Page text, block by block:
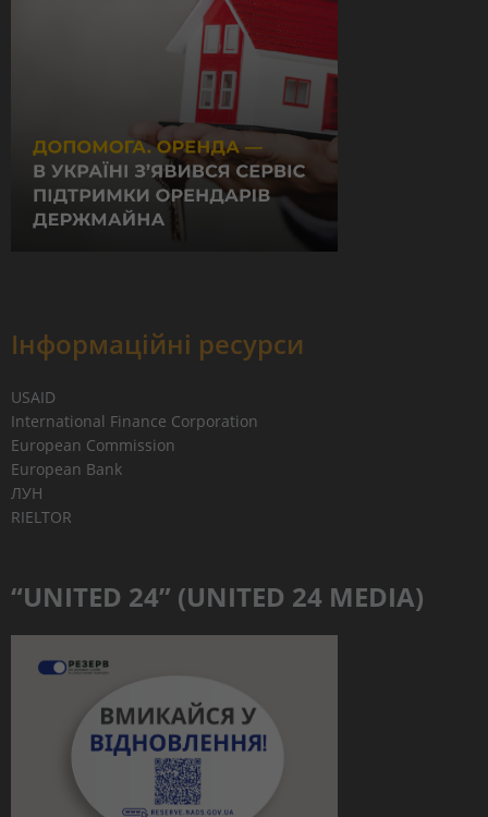
Інформаційні ресурси
USAID
International Finance Corporation
European Commission
European Bank
ЛУН
RIELTOR
“UNITED 24” (UNITED 24 MEDIA)